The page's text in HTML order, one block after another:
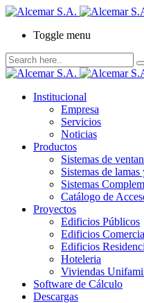
Toggle menu
Institucional
Empresa
Servicios
Noticias
Productos
Sistemas de
Sistemas de lamas
Sistemas
Catálogo de
Proyectos
Edificios Públicos
Edificios
Edificios
Hoteleria
Viviendas
Software de Cálculo
Descargas